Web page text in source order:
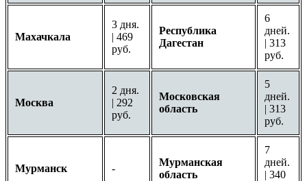
Махачкала
3 дня.
| 469
руб.
Республика
Дагестан
6
дней.
| 313
руб.
Москва
2 дня.
| 292
руб.
Московская
область
5
дней.
| 313
руб.
Мурманск -
Мурманская
область
7
дней.
| 340